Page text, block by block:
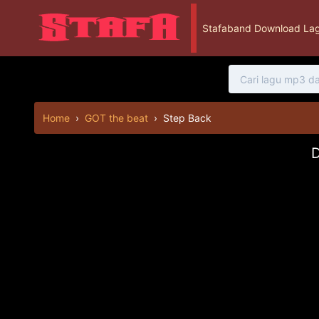
Stafaband Download
Home › GOT the beat › Step Back